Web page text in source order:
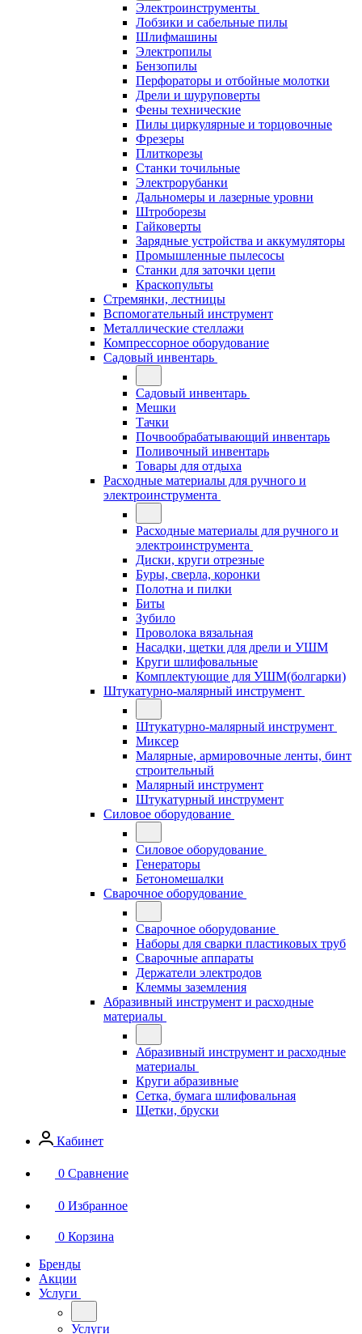
Электроинструменты
Лобзики и сабельные пилы
Шлифмашины
Электропилы
Бензопилы
Перфораторы и отбойные молотки
Дрели и шуруповерты
Фены технические
Пилы циркулярные и торцовочные
Фрезеры
Плиткорезы
Станки точильные
Электрорубанки
Дальномеры и лазерные уровни
Штроборезы
Гайковерты
Зарядные устройства и аккумуляторы
Промышленные пылесосы
Станки для заточки цепи
Краскопульты
Стремянки, лестницы
Вспомогательный инструмент
Металлические стеллажи
Компрессорное оборудование
Садовый инвентарь
Садовый инвентарь
Мешки
Тачки
Почвообрабатывающий инвентарь
Поливочный инвентарь
Товары для отдыха
Расходные материалы для ручного и
электроинструмента
Расходные материалы для ручного и
электроинструмента
Диски, круги отрезные
Буры, сверла, коронки
Полотна и пилки
Биты
Зубило
Проволока вязальная
Насадки, щетки для дрели и УШМ
Круги шлифовальные
Комплектующие для УШМ(болгарки)
Штукатурно-малярный инструмент
Штукатурно-малярный инструмент
Миксер
Малярные, армировочные ленты, бинт
строительный
Малярный инструмент
Штукатурный инструмент
Силовое оборудование
Силовое оборудование
Генераторы
Бетономешалки
Сварочное оборудование
Сварочное оборудование
Наборы для сварки пластиковых труб
Сварочные аппараты
Держатели электродов
Клеммы заземления
Абразивный инструмент и расходные
материалы
Абразивный инструмент и расходные
материалы
Круги абразивные
Сетка, бумага шлифовальная
Щетки, бруски
Кабинет
0 Сравнение
0 Избранное
0 Корзина
Бренды
Акции
Услуги
Услуги